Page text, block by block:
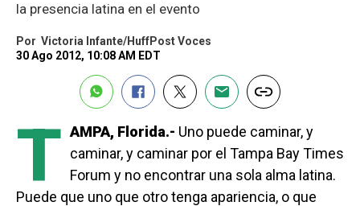
la presencia latina en el evento
Por Victoria Infante/HuffPost Voces
30 Ago 2012, 10:08 AM EDT
T AMPA, Florida.- Uno puede caminar, y
caminar, y caminar por el Tampa Bay Times
Forum y no encontrar una sola alma latina.
Puede que uno que otro tenga apariencia, o que